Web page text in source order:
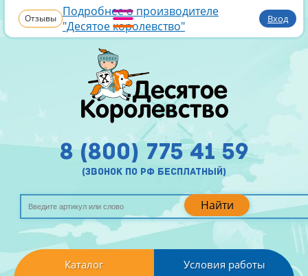
Отзывы Подробнее о производителе
"Десятое королевство"
Вход
Найти
8 (800) 775 41 59
(звонок по рф бесплатный)
Каталог Условия работы